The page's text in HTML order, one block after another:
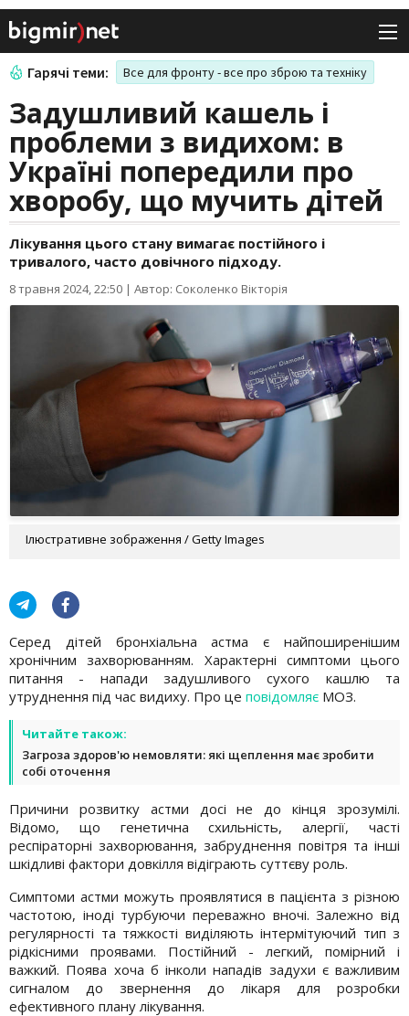
Гарячі теми: Все для фронту - все про зброю та техніку
Задушливий кашель і
проблеми з видихом: в
Україні попередили про
хворобу, що мучить дітей
Лікування цього стану вимагає постійного і
тривалого, часто довічного підходу.
8 травня 2024, 22:50 | Автор: Соколенко Вікторія
Ілюстративне зображення / Getty Images
Серед дітей бронхіальна астма є найпоширенішим
хронічним захворюванням. Характерні симптоми цього
питання - напади задушливого сухого кашлю та
утруднення під час видиху. Про це повідомляє МОЗ.
Читайте також:
Загроза здоров'ю немовляти: які щеплення має зробити
собі оточення
Причини розвитку астми досі не до кінця зрозумілі.
Відомо, що генетична схильність, алергії, часті
респіраторні захворювання, забруднення повітря та інші
шкідливі фактори довкілля відіграють суттєву роль.
Симптоми астми можуть проявлятися в пацієнта з різною
частотою, іноді турбуючи переважно вночі. Залежно від
регулярності та тяжкості виділяють інтермітуючий тип з
рідкісними проявами. Постійний - легкий, помірний і
важкий. Поява хоча б інколи нападів задухи є важливим
сигналом до звернення до лікаря для розробки
ефективного плану лікування.